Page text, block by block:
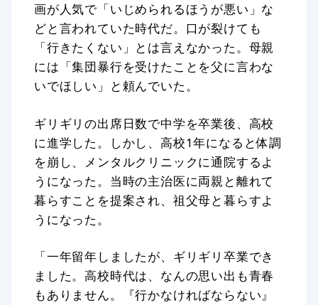
画が人気で「いじめられるほうが悪い」な
どと言われていた時代だ。口が裂けても
「行きたくない」とは言えなかった。母親
には「集団暴行を受けたことを父に言わな
いでほしい」と頼んでいた。
ギリギリの出席日数で中学を卒業後、高校
に進学した。しかし、高校1年になると体調
を崩し、メンタルクリニックに通院するよ
うになった。当時の主治医に両親と離れて
暮らすことを提案され、祖父母と暮らすよ
うになった。
「一年留年しましたが、ギリギリ卒業でき
ました。高校時代は、なんの思い出も青春
もありません。『行かなければならない』